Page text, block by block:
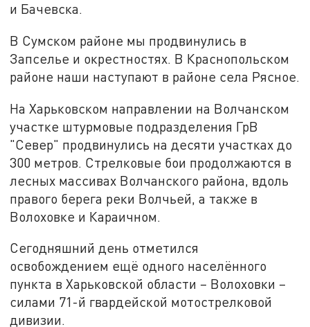
и Бачевска.
В Сумском районе мы продвинулись в
Запселье и окрестностях. В Краснопольском
районе наши наступают в районе села Рясное.
На Харьковском направлении на Волчанском
участке штурмовые подразделения ГрВ
"Север" продвинулись на десяти участках до
300 метров. Стрелковые бои продолжаются в
лесных массивах Волчанского района, вдоль
правого берега реки Волчьей, а также в
Волоховке и Караичном.
Сегодняшний день отметился
освобождением ещё одного населённого
пункта в Харьковской области – Волоховки –
силами 71-й гвардейской мотострелковой
дивизии.